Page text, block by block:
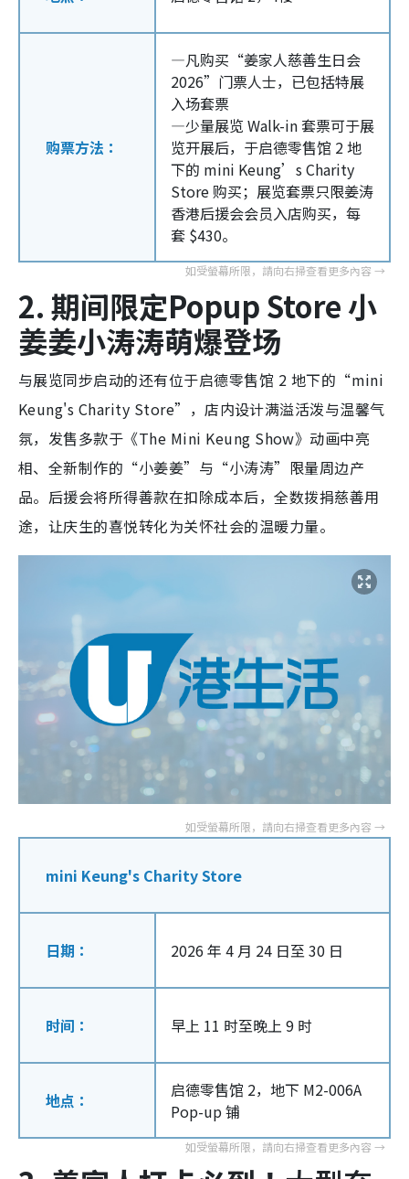
购票方法：
—凡购买“姜家人慈善生日会
2026”门票人士，已包括特展
入场套票
—少量展览 Walk-in 套票可于展
览开展后，于启德零售馆 2 地
下的 mini Keung’s Charity
Store 购买；展览套票只限姜涛
香港后援会会员入店购买，每
套 $430。
2. 期间限定Popup Store 小
姜姜小涛涛萌爆登场
与展览同步启动的还有位于启德零售馆 2 地下的“mini
Keung's Charity Store”，店内设计满溢活泼与温馨气
氛，发售多款于《The Mini Keung Show》动画中亮
相、全新制作的“小姜姜”与“小涛涛”限量周边产
品。后援会将所得善款在扣除成本后，全数拨捐慈善用
途，让庆生的喜悦转化为关怀社会的温暖力量。
mini Keung's Charity Store
日期： 2026 年 4 月 24 日至 30 日
时间： 早上 11 时至晚上 9 时
地点：
启德零售馆 2，地下 M2-006A
Pop-up 铺